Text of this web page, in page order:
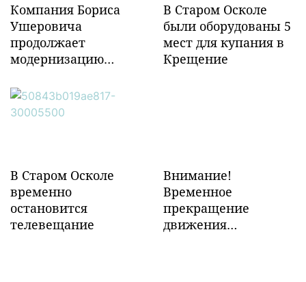
Компания Бориса
Ушеровича
продолжает
модернизацию
инфраструктуры в
Забайкалье
В Старом Осколе
были оборудованы 5
мест для купания в
Крещение
В Старом Осколе
временно
остановится
телевещание
Внимание!
Временное
прекращение
движения